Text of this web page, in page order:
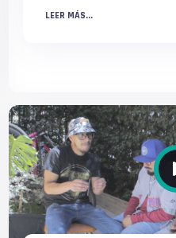
LEER MÁS...